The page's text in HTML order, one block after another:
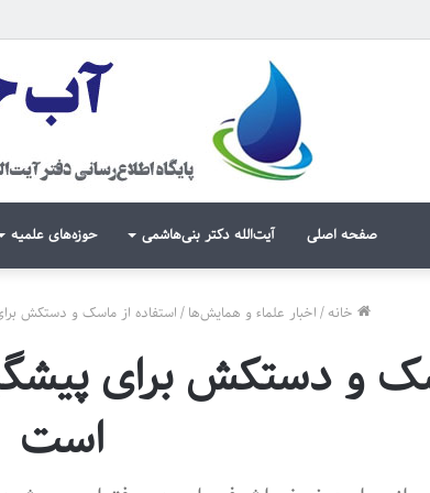
صفحه اصلی آیت‌الله دکتر بنی‌هاشمی حوزه‌های علمیه
خانه/اخبار علماء و همایش‌ها/استفاده از ماسک و دستکش
و دستکش برای
است